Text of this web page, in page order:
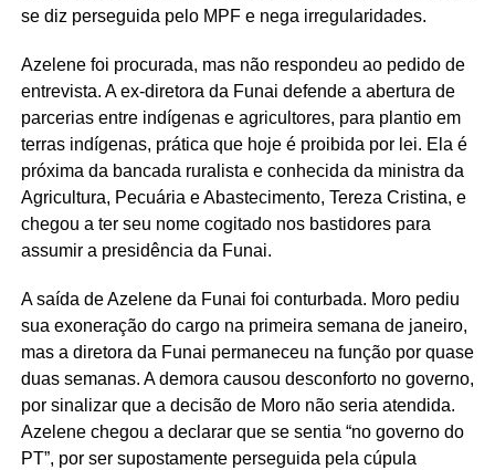
se diz perseguida pelo MPF e nega irregularidades.
Azelene foi procurada, mas não respondeu ao pedido de
entrevista. A ex-diretora da Funai defende a abertura de
parcerias entre indígenas e agricultores, para plantio em
terras indígenas, prática que hoje é proibida por lei. Ela é
próxima da bancada ruralista e conhecida da ministra da
Agricultura, Pecuária e Abastecimento, Tereza Cristina, e
chegou a ter seu nome cogitado nos bastidores para
assumir a presidência da Funai.
A saída de Azelene da Funai foi conturbada. Moro pediu
sua exoneração do cargo na primeira semana de janeiro,
mas a diretora da Funai permaneceu na função por quase
duas semanas. A demora causou desconforto no governo,
por sinalizar que a decisão de Moro não seria atendida.
Azelene chegou a declarar que se sentia “no governo do
PT”, por ser supostamente perseguida pela cúpula